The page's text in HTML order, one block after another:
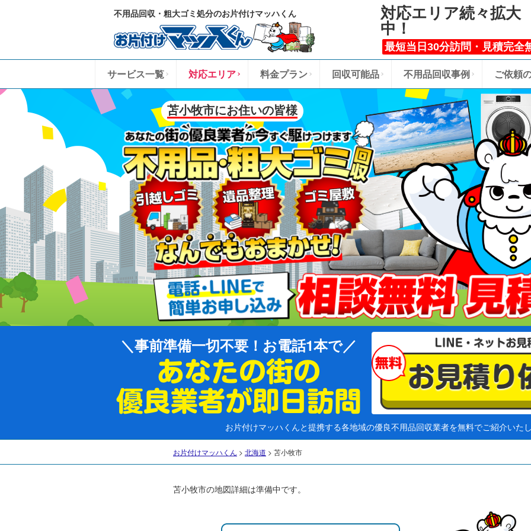
不用品回収・粗大ゴミ処分のお片付けマッハくん 対応エリア続々拡大
中！
最短当日30分訪問・見積完全
サービス一覧 対応エリア 料金プラン 回収可能品 不用品回収事例 ご依頼
苫小牧市にお住いの皆様
事前準備一切不要！お電話1本で
お片付けマッハくんと提携する各地域の優良不用品回収業者を無料でご紹介いた
お片付けマッハくん > 北海道 > 苫小牧市
苫小牧市の地図詳細は準備中です。